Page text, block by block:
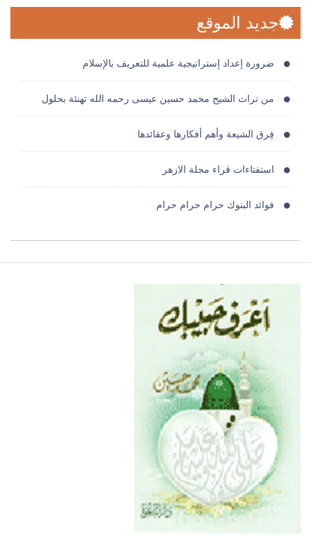
جديد الموقع
ضرورة إعداد إستراتيجية علمية للتعريف بالإسلام
من تراث الشيح محمد حسين عيسى رحمه الله تهنئة بحلول
فِرق الشيعة وأهم أفكارها وعقائدها
استفتاءات قراء مجلة الازهر
فوائد البنوك حرام حرام حرام
غزوة بدر
حكم الجيلاتين الحيوانى
كيف نستقبل رمضان
من تراث الشيح محمد حسين عيسى رحمه الله تهنئة بحلول